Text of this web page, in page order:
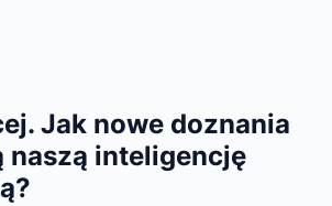
Jak nowe doznania
naszą inteligencję